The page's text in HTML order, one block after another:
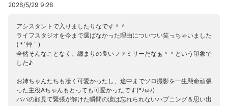
2026/5/29 9:28
アシスタントで入りましたりなです＾＾
ライフスタジオを今まで選ばなかった理由についつい笑っちゃいました
( *´艸｀)
全然そんなことなく、纏まりの良いファミリーだなぁ＾＾という印象で
した♪
お姉ちゃんたちも凄く可愛かったし、途中までソロ撮影を一生懸命頑張
った主役Aちゃんもとっても可愛かったです(*ﾉωﾉ)
パパの顔見て緊張が解けた瞬間の涙は忘れられないハプニング＆思い出